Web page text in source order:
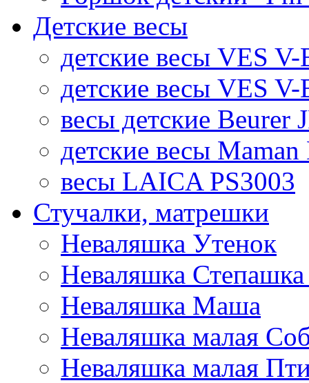
Детские весы
детские весы VES
детские весы VES
весы детские Beurer
детские весы
весы LAICA PS3003
Стучалки, матрешки
Неваляшка Утенок
Неваляшка Степашка
Неваляшка Маша
Неваляшка малая
Неваляшка малая